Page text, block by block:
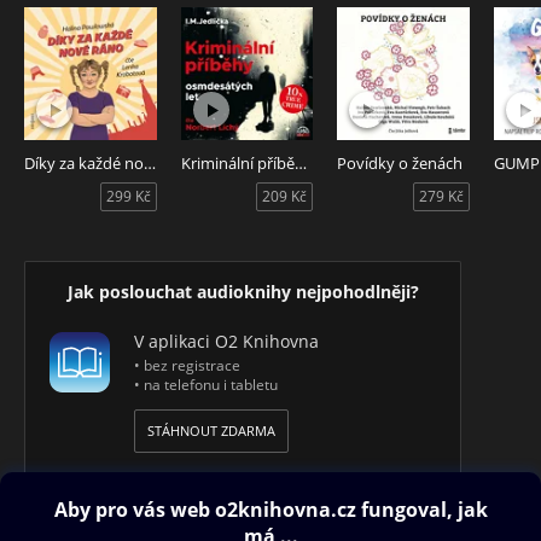
Díky za každé nové ráno
299 Kč
Kriminální příběhy osmdesátých let
209 Kč
Povídky o ženách
279 Kč
Jak poslouchat audioknihy nejpohodlněji?
V aplikaci O2 Knihovna
• bez registrace
• na telefonu i tabletu
STÁHNOUT ZDARMA